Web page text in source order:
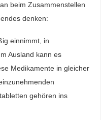
beim Zusammenstellen
denken:
einnimmt, in
Ausland kann es
Medikamente in gleicher
gehören ins